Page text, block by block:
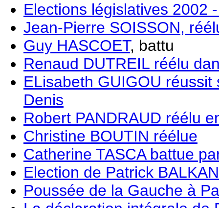
Elections législatives 2002
Jean-Pierre SOISSON,
Guy HASCOET, battu
Renaud DUTREIL réélu
ELisabeth GUIGOU
Denis
Robert PANDRAUD réélu
Christine BOUTIN réélue
Catherine TASCA battue
Election de Patrick
Poussée de la Gauche à